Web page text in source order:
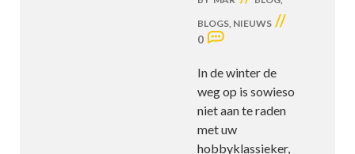
BLOGS, NIEUWS //
0
In de winter de
weg op is sowieso
niet aan te raden
met uw
hobbyklassieker,